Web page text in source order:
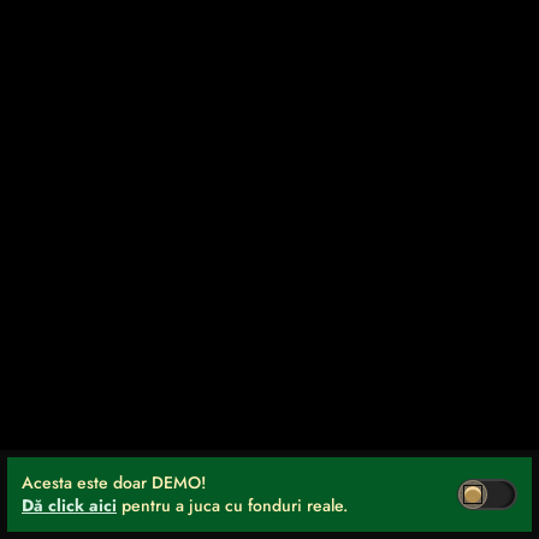
Acesta este doar DEMO!
Dă click aici pentru a juca cu fonduri reale.